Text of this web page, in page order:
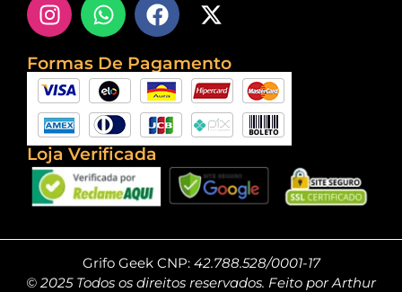
Formas De Pagamento
Loja Verificada
Grifo Geek CNP: 42.788.528/0001-17
© 2025 Todos os direitos reservados. Feito por Arthur